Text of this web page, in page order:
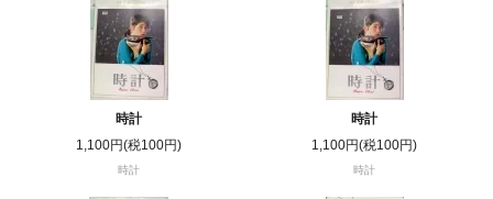
時計
1,100円(税100円)
時計
時計
1,100円(税100円)
時計